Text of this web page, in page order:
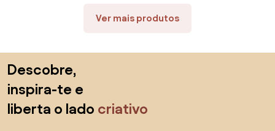
Ver mais produtos
Descobre,
inspira-te e
liberta o lado criativo